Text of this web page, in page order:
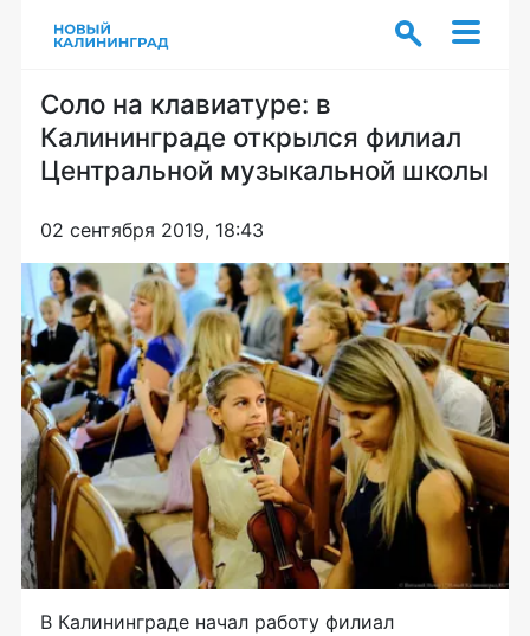
Соло на клавиатуре: в
Калининграде открылся филиал
Центральной музыкальной школы
02 сентября 2019, 18:43
В Калининграде начал работу филиал